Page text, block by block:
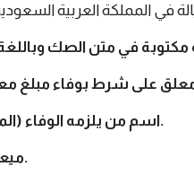
3- اسم من يلزمه الوفاء (المسحوب عليه).
4- ميعاد الاستحقاق.